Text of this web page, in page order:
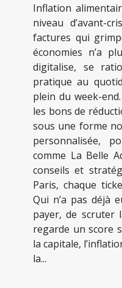
Inflation
niveau d’avant-
factures qui
économies n’a
digitalise, se
pratique au
plein du week-
les bons de
sous une forme
personnalisée,
comme La Belle
conseils et
Paris, chaque
Qui n’a pas déjà
payer, de scruter
regarde un score
la capitale,
la...